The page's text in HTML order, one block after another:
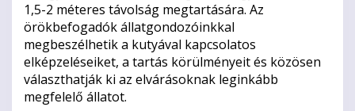
1,5-2 méteres távolság megtartására. Az
örökbefogadók állatgondozóinkkal
megbeszélhetik a kutyával kapcsolatos
elképzeléseiket, a tartás körülményeit és közösen
választhatják ki az elvárásoknak leginkább
megfelelő állatot.